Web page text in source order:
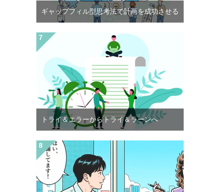
ギャップフィル型思考法で計画を成功させる
トライ＆エラーからトライ＆ラーンへ